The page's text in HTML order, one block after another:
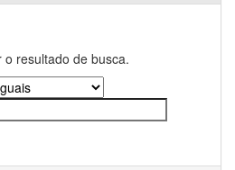
resultado de busca.